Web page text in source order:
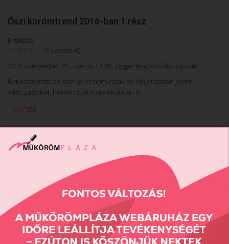
Őszi körömtrend 2016-ban 1.rész
Értékelés:
1 2 3 4 5 (0 szavazat)
2016. szeptember 21., szerda 11:26; Legyél te az első hozzászóló!
Beköszöntött az ősz és ez nem csak az időjárásban jelent
változásokat, hanem sok más területen is.
TOVÁBB